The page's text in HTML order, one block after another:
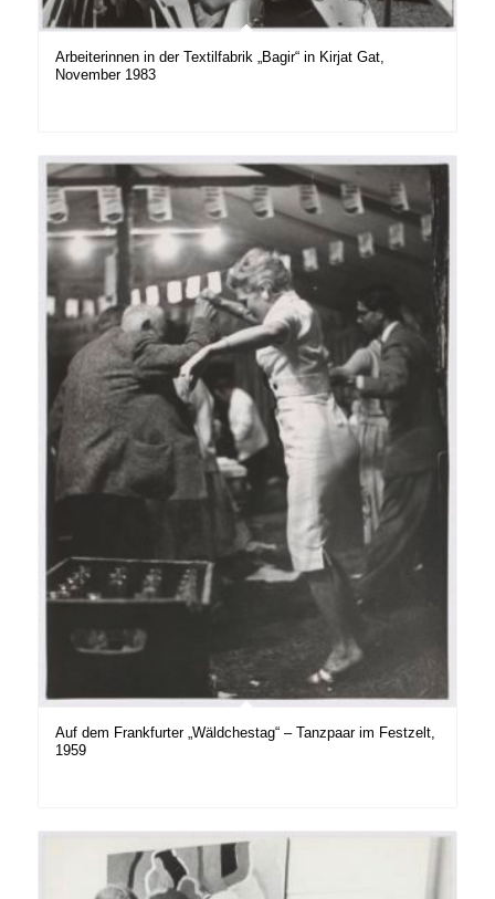
Arbeiterinnen in der Textilfabrik „Bagir“ in Kirjat Gat,
November 1983
Auf dem Frankfurter „Wäldchestag“ – Tanzpaar im Festzelt,
1959